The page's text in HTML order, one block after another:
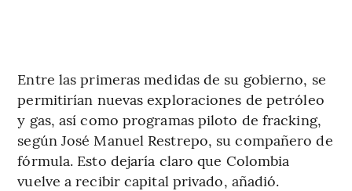
Entre las primeras medidas de su gobierno, se
permitirían nuevas exploraciones de petróleo
y gas, así como programas piloto de fracking,
según José Manuel Restrepo, su compañero de
fórmula. Esto dejaría claro que Colombia
vuelve a recibir capital privado, añadió.